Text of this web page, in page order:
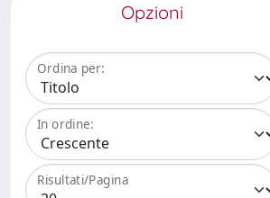
Opzioni
Ordina per:
In ordine:
Risultati/Pagina